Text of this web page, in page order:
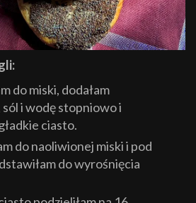
do miski, dodałam
i wodę stopniowo i
ciasto.
do naoliwionej miski i pod
do wyrośnięcia